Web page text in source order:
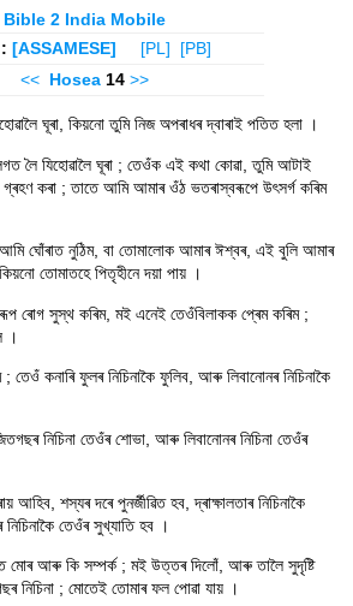
Bible 2 India Mobile
: [ASSAMESE] [PL]
[PB]
<< Hosea14 >>
ঘূৰা, কিয়নো তুমি নিজ অপৰাধৰ দ্বাৰাই পতিত হলা ।
লৈ যিহোৱালৈ ঘূৰা ; তেওঁক এই কথা কোৱা, তুমি আটাই
কৰা ; তাতে আমি আমাৰ ওঁঠ ভতৰাস্বৰূপে উৎসৰ্গ কৰিম
ঘোঁৰাত নুঠিম, বা তোমালোক আমাৰ ঈশ্বৰ, এই বুলি আমাৰ
তোমাতহে পিতৃহীনে দয়া পায় ।
ৰোগ সুস্থ কৰিম, মই এনেই তেওঁবিলাকক প্ৰেম কৰিম ;
।
তেওঁ কনাৰি ফুলৰ নিচিনাকৈ ফুলিব, আৰু লিবানোনৰ নিচিনাকৈ
নিচিনা তেওঁৰ শোভা, আৰু লিবানোনৰ নিচিনা তেওঁৰ
আহিব, শস্যৰ দৰে পুনৰ্জীৱিত হব, দ্ৰাক্ষালতাৰ নিচিনাকৈ
তেওঁৰ সুখ্যাতি হব ।
মোৰ আৰু কি সম্পৰ্ক ; মই উত্তৰ দিলোঁ, আৰু তালৈ সুদৃষ্টি
নিচিনা ; মোতেই তোমাৰ ফল পোৱা যায় ।